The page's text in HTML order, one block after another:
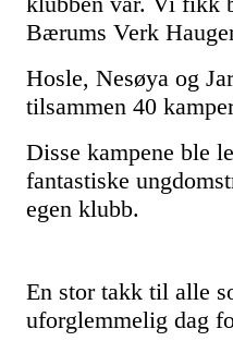
Bærums Verk
Hosle, Nesøya og
tilsammen 40
Disse kampene ble
fantastiske
egen klubb.
En stor takk til alle
uforglemmelig dag